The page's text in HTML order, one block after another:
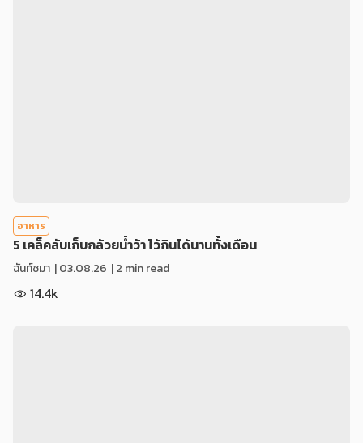
อาหาร
5 เคล็คลับเก็บกล้วยน้ำว้า ไว้กินได้นานทั้งเดือน
ฉันท์ชมา |03.08.26 | 2 min read
14.4k